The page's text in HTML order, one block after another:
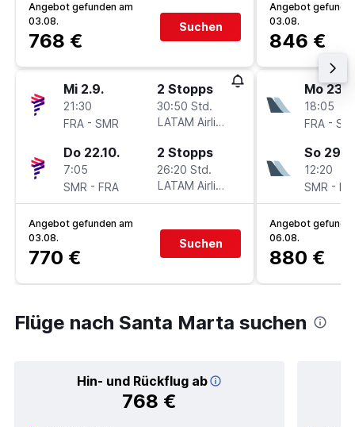
Angebot gefunden am
03.08.
768 €
Suchen
Mi 2.9.
21:30
FRA - SMR
2 Stopps
30:50 Std.
LATAM Airlines
Do 22.10.
7:05
SMR - FRA
2 Stopps
26:20 Std.
LATAM Airlines
Angebot gefunden am
03.08.
770 €
Suchen
Angebot
03.08.
846 €
Mo
18:05
FRA -
So
12:20
SMR -
Angebot
06.08.
880 €
Flüge nach Santa Marta suchen
Hin- und Rückflug ab
768 €